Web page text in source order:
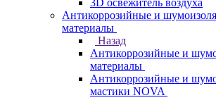
3D освежитель воздуха
Антикоррозийные и
материалы
Назад
Антикоррозийные и
материалы
Антикоррозийные и
мастики NOVA